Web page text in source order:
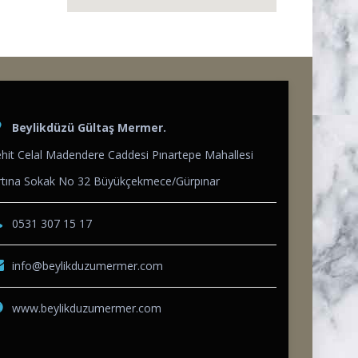
Beylikdüzü Gültaş Mermer.
Celal Madendere Caddesi Pınartepe Mahallesi
Sokak No 32 Büyükçekmece/Gürpınar
0531 307 15 17
info@beylikduzumermer.com
www.beylikduzumermer.com